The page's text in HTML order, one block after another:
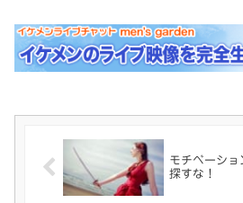
モチベーショ
探すな！